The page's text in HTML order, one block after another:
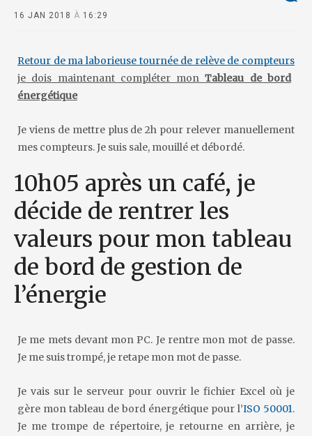
16 JAN 2018 À 16:29
Retour de ma laborieuse tournée de relève de compteurs
je dois maintenant compléter monTableau de bord
énergétique
Je viens de mettre plus de 2h pour relever manuellement
mes compteurs. Je suis sale, mouillé et débordé.
10h05 après un café, je
décide de rentrer les
valeurs pour mon tableau
de bord de gestion de
l’énergie
Je me mets devant mon PC. Je rentre mon mot de passe.
Je me suis trompé, je retape mon mot de passe.
Je vais sur le serveur pour ouvrir le fichier Excel où je
gère mon tableau de bord énergétique pour l’ISO 50001.
Je me trompe de répertoire, je retourne en arrière, je